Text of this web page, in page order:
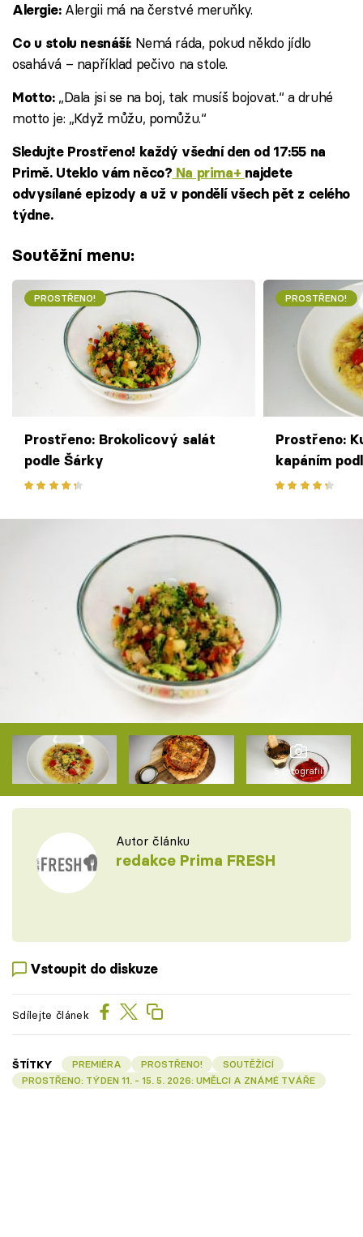
Alergie: Alergii má na čerstvé meruňky.
Co u stolu nesnáší:Nemá ráda, pokud někdo jídlo
osahává – například pečivo na stole.
Motto: „Dala jsi se na boj, tak musíš bojovat.“ a druhé
motto je: „Když můžu, pomůžu.“
Sledujte Prostřeno! každý všední den od 17:55 na
Primě. Uteklo vám něco? Na prima+ najdete
odvysílané epizody a už v pondělí všech pět z celého
týdne.
Soutěžní menu:
PROSTŘENO!
Prostřeno: Brokolicový salát
podle Šárky
PROSTŘENO!
Prostřeno:
kapáním
5 fotografií
Autor článku
redakce Prima FRESH
Vstoupit do diskuze
Sdílejte článek
ŠTÍTKY PREMIÉRA PROSTŘENO!
SOUTĚŽÍCÍ
PROSTŘENO: TÝDEN 11. - 15. 5. 2026: UMĚLCI A ZNÁMÉ TVÁŘE